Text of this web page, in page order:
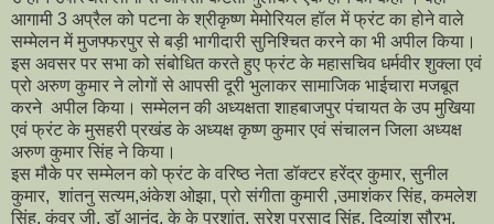
आगामी 3 अप्रैल को पटना के श्रीकृष्ण मेमोरियल हॉल में फ्रंट का होने वाले
सम्मेलन में मुजफ्फरपुर से बड़ी भागीदारी सुनिश्चित करने का भी अपील किया।
इस अवसर पर सभा को संबोधित करते हुए फ्रंट के महासचिव धर्मवीर शुक्ला एवं
प्रो अरुण कुमार ने लोगों से आपसी दूरी भुलाकर सामाजिक भाईचारा मजबूत
करने अपील किया। सम्मेलन की अध्यक्षता शाहबाजपुर पंचायत के उप मुखिया
एवं फ्रंट के मुसहरी प्रखंड के अध्यक्ष कृष्ण कुमार एवं संचालन जिला अध्यक्ष
अरुण कुमार सिंह ने किया।
इस मौके पर सम्मेलन को फ्रंट के वरिष्ठ नेता डॉक्टर हरेंद्र कुमार, सुनील
कुमार, शांतनु सत्यम,अंकेश ओझा, प्रो संगीता कुमारी ,उमाशंकर सिंह, कमलेश
सिंह, कुंवर जी, डॉ आनंद, के के प्रशांत, सुरेश प्रसाद सिंह, दिव्यांशु सौरभ,